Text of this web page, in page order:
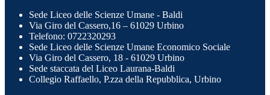
Sede Liceo delle Scienze Umane - Baldi
Via Giro del Cassero,16 – 61029 Urbino
Telefono: 0722320293
Sede Liceo delle Scienze Umane Economico Sociale
Via Giro del Cassero, 18 - 61029 Urbino
Sede staccata del Liceo Laurana-Baldi
Collegio Raffaello, P.zza della Repubblica, Urbino